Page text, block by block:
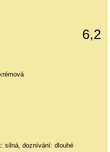
6,2
silná, doznívání: dlouhé